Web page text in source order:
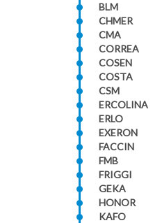
BLM
CHMER
CMA
CORREA
COSEN
COSTA
CSM
ERCOLINA
ERLO
EXERON
FACCIN
FMB
FRIGGI
GEKA
HONOR
KAFO